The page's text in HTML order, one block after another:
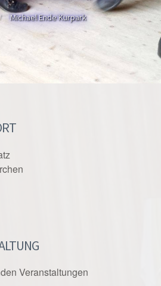
Michael Ende Kurpark
Veranstaltungen